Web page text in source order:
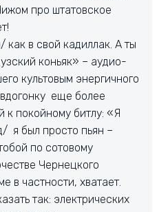
про штатовское
в свой кадиллак. А ты
коньяк» – аудио-
культовым энергичного
еще более
покойному битлу: «Я
я был просто пьян –
по сотовому
Чернецкого
в частности, хватает.
так: электрических